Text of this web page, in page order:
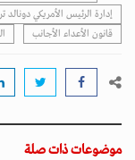
إدارة الرئيس الأمريكي دونالد
قانون الأعداء الأجانب
موضوعات ذات صلة